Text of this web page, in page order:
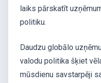
laiks pārskatīt
politiku.
Daudzu globālo
valodu politika šķiet
mūsdienu savstarpēji